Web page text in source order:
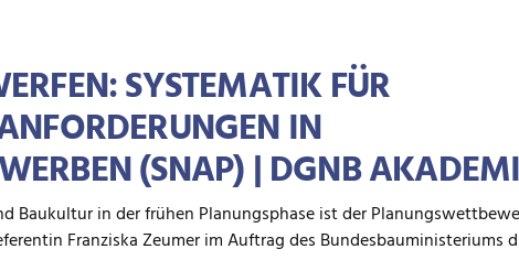
SYSTEMATIK FÜR
IN
(SNAP) | DGNB
Baukultur in der frühen Planungsphase ist der
Franziska Zeumer im Auftrag des Bundesbauministeriums